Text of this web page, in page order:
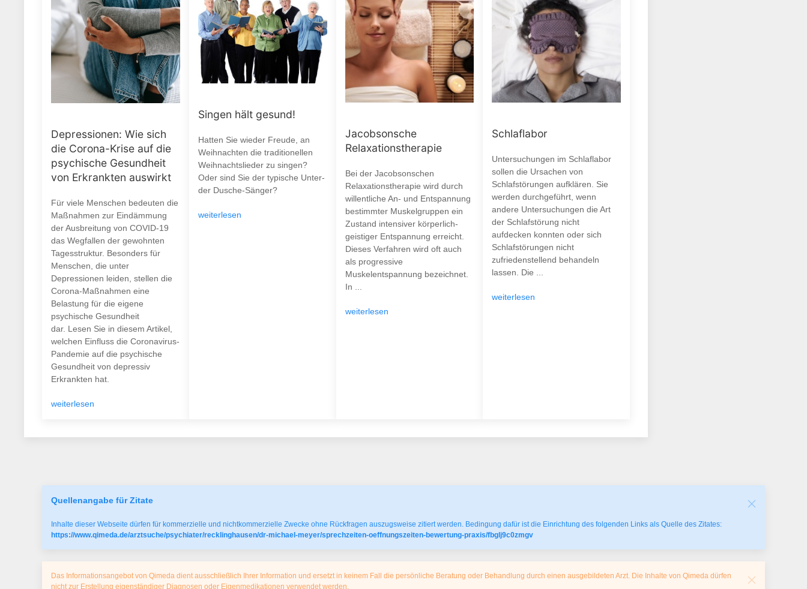
Depressionen: Wie sich
die Corona-Krise auf die
psychische Gesundheit
von Erkrankten auswirkt
Für viele Menschen bedeuten die
Maßnahmen zur Eindämmung
der Ausbreitung von COVID-19
das Wegfallen der gewohnten
Tagesstruktur. Besonders für
Menschen, die unter
Depressionen leiden, stellen die
Corona-Maßnahmen eine
Belastung für die eigene
psychische Gesundheit
dar. Lesen Sie in diesem Artikel,
welchen Einfluss die Coronavirus-
Pandemie auf die psychische
Gesundheit von depressiv
Erkrankten hat.
weiterlesen
Singen hält gesund!
Hatten Sie wieder Freude, an
Weihnachten die traditionellen
Weihnachtslieder zu singen?
Oder sind Sie der typische Unter-
der Dusche-Sänger?
weiterlesen
Jacobsonsche
Relaxationstherapie
Bei der Jacobsonschen
Relaxationstherapie wird durch
willentliche An- und Entspannung
bestimmter Muskelgruppen ein
Zustand intensiver körperlich-
geistiger Entspannung erreicht.
Dieses Verfahren wird oft auch
als progressive
Muskelentspannung bezeichnet.
In ...
weiterlesen
Schlaflabor
Untersuchungen im Schlaflabor
sollen die Ursachen von
Schlafstörungen aufklären. Sie
werden durchgeführt, wenn
andere Untersuchungen die Art
der Schlafstörung nicht
aufdecken konnten oder sich
Schlafstörungen nicht
zufriedenstellend behandeln
lassen. Die ...
weiterlesen
Quellenangabe für Zitate
Inhalte dieser Webseite dürfen für kommerzielle und nichtkommerzielle Zwecke ohne Rückfragen auszugsweise zitiert werden. Bedingung dafür ist die Einrichtung des folgenden Links als Quelle des Zitates:
https://www.qimeda.de/arztsuche/psychiater/recklinghausen/dr-michael-meyer/sprechzeiten-oeffnungszeiten-bewertung-praxis/fbglj9c0zmgv
Das Informationsangebot von Qimeda dient ausschließlich Ihrer Information und ersetzt in keinem Fall die persönliche Beratung oder Behandlung durch einen ausgebildeten Arzt. Die Inhalte von Qimeda dürfen
nicht zur Erstellung eigenständiger Diagnosen oder Eigenmedikationen verwendet werden.